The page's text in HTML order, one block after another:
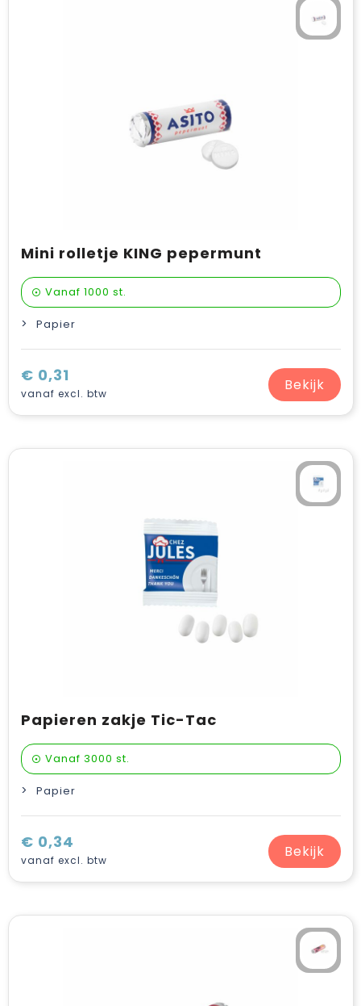
Mini rolletje KING pepermunt
Vanaf 1000 st.
Papier
€ 0,31
vanaf excl. btw Bekijk
Papieren zakje Tic-Tac
Vanaf 3000 st.
Papier
€ 0,34
vanaf excl. btw Bekijk